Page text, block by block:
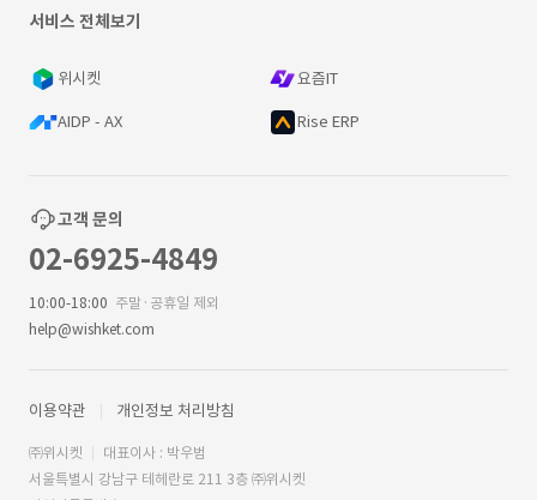
서비스 전체보기
위시켓 요즘IT
AIDP - AX Rise ERP
고객 문의
02-6925-4849
10:00-18:00 주말·공휴일 제외
help@wishket.com
이용약관 개인정보 처리방침
㈜위시켓
대표이사 : 박우범
서울특별시 강남구 테헤란로 211 3층 ㈜위시켓